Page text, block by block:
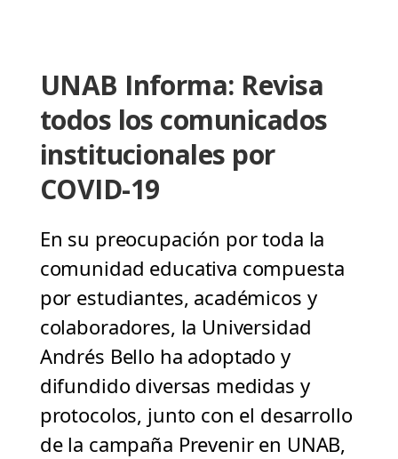
UNAB Informa: Revisa
todos los comunicados
institucionales por
COVID-19
En su preocupación por toda la
comunidad educativa compuesta
por estudiantes, académicos y
colaboradores, la Universidad
Andrés Bello ha adoptado y
difundido diversas medidas y
protocolos, junto con el desarrollo
de la campaña Prevenir en UNAB,